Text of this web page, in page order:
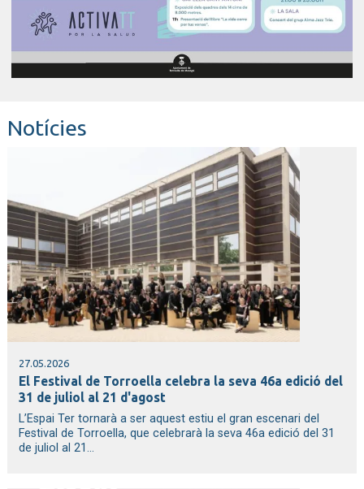
Notícies
27.05.2026
El Festival de Torroella celebra la seva 46a edició del
31 de juliol al 21 d'agost
L’Espai Ter tornarà a ser aquest estiu el gran escenari del
Festival de Torroella, que celebrarà la seva 46a edició del 31
de juliol al 21...